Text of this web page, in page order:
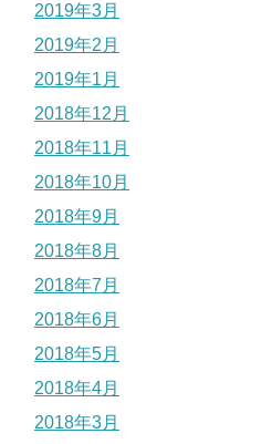
2019年3月
2019年2月
2019年1月
2018年12月
2018年11月
2018年10月
2018年9月
2018年8月
2018年7月
2018年6月
2018年5月
2018年4月
2018年3月